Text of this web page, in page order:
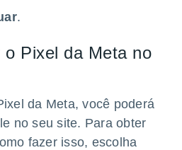
.
o Pixel da Meta no
da Meta, você poderá
no seu site. Para obter
fazer isso, escolha